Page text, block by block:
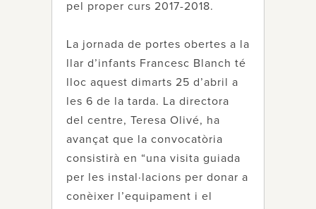
pel proper curs 2017-2018.
La jornada de portes obertes a la
llar d’infants Francesc Blanch té
lloc aquest dimarts 25 d’abril a
les 6 de la tarda. La directora
del centre, Teresa Olivé, ha
avançat que la convocatòria
consistirà en “una visita guiada
per les instal·lacions per donar a
conèixer l’equipament i el